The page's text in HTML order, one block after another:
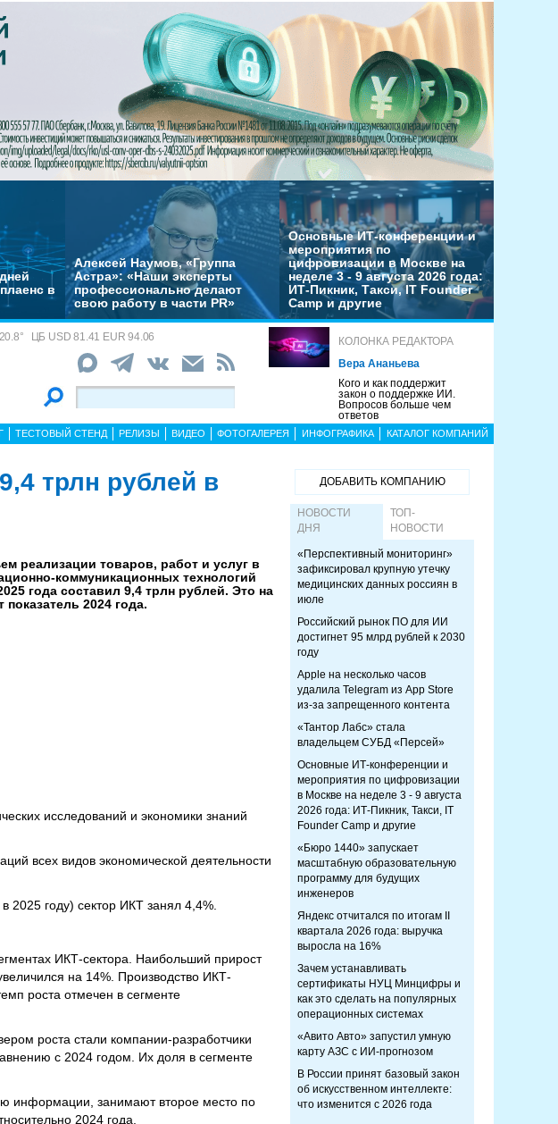
в
Алексей Наумов, «Группа
Астра»: «Наши эксперты
профессионально делают
свою работу в части PR»
Основные ИТ-конференции и
мероприятия по
цифровизации в Москве на
неделе 3 - 9 августа 2026 года:
ИТ-Пикник, Такси, IT Founder
Camp и другие
20.8° ЦБ USD 81.41 EUR 94.06
КОЛОНКА РЕДАКТОРА
Вера Ананьева
Кого и как поддержит
закон о поддержке ИИ.
Вопросов больше чем
ответов
ТЕСТОВЫЙ СТЕНД РЕЛИЗЫ ВИДЕО ФОТОГАЛЕРЕЯ ИНФОГРАФИКА КАТАЛОГ КОМПАНИЙ
трлн рублей в
реализации товаров, работ и услуг в
коммуникационных технологий
года составил 9,4 трлн рублей. Это на
2024 года.
исследований и экономики знаний
всех видов экономической деятельности
2025 году) сектор ИКТ занял 4,4%.
ИКТ-сектора. Наибольший прирост
на 14%. Производство ИКТ-
роста отмечен в сегменте
роста стали компании-разработчики
с 2024 годом. Их доля в сегменте
информации, занимают второе место по
2024 года.
ДОБАВИТЬ КОМПАНИЮ
НОВОСТИ
ДНЯ
ТОП-
НОВОСТИ
«Перспективный мониторинг»
зафиксировал крупную утечку
медицинских данных россиян в
июле
Российский рынок ПО для ИИ
достигнет 95 млрд рублей к 2030
году
Apple на несколько часов
удалила Telegram из App Store
из-за запрещенного контента
«Тантор Лабс» стала
владельцем СУБД «Персей»
Основные ИТ-конференции и
мероприятия по цифровизации
в Москве на неделе 3 - 9 августа
2026 года: ИТ-Пикник, Такси, IT
Founder Camp и другие
«Бюро 1440» запускает
масштабную образовательную
программу для будущих
инженеров
Яндекс отчитался по итогам II
квартала 2026 года: выручка
выросла на 16%
Зачем устанавливать
сертификаты НУЦ Минцифры и
как это сделать на популярных
операционных системах
«Авито Авто» запустил умную
карту АЗС с ИИ-прогнозом
В России принят базовый закон
об искусственном интеллекте:
что изменится с 2026 года